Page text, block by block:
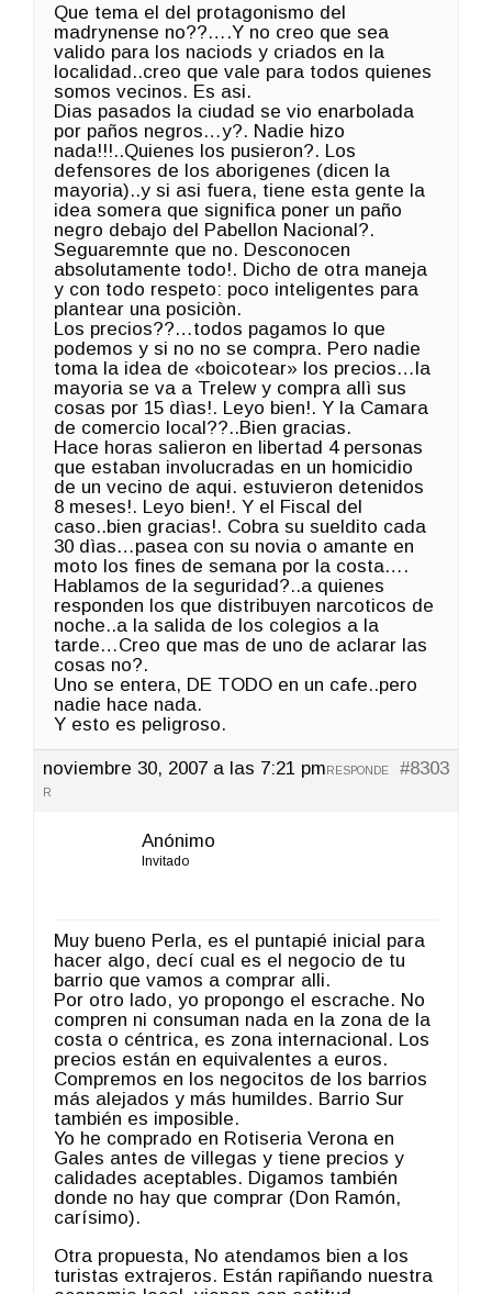
Que tema el del protagonismo del
madrynense no??….Y no creo que sea
valido para los naciods y criados en la
localidad..creo que vale para todos quienes
somos vecinos. Es asi.
Dias pasados la ciudad se vio enarbolada
por paños negros…y?. Nadie hizo
nada!!!..Quienes los pusieron?. Los
defensores de los aborigenes (dicen la
mayoria)..y si asi fuera, tiene esta gente la
idea somera que significa poner un paño
negro debajo del Pabellon Nacional?.
Seguaremnte que no. Desconocen
absolutamente todo!. Dicho de otra maneja
y con todo respeto: poco inteligentes para
plantear una posiciòn.
Los precios??…todos pagamos lo que
podemos y si no no se compra. Pero nadie
toma la idea de «boicotear» los precios…la
mayoria se va a Trelew y compra allì sus
cosas por 15 dìas!. Leyo bien!. Y la Camara
de comercio local??..Bien gracias.
Hace horas salieron en libertad 4 personas
que estaban involucradas en un homicidio
de un vecino de aqui. estuvieron detenidos
8 meses!. Leyo bien!. Y el Fiscal del
caso..bien gracias!. Cobra su sueldito cada
30 dìas…pasea con su novia o amante en
moto los fines de semana por la costa….
Hablamos de la seguridad?..a quienes
responden los que distribuyen narcoticos de
noche..a la salida de los colegios a la
tarde…Creo que mas de uno de aclarar las
cosas no?.
Uno se entera, DE TODO en un cafe..pero
nadie hace nada.
Y esto es peligroso.
noviembre 30, 2007 a las 7:21 pm #8303
RESPONDE
R
Anónimo
Invitado
Muy bueno Perla, es el puntapié inicial para
hacer algo, decí cual es el negocio de tu
barrio que vamos a comprar alli.
Por otro lado, yo propongo el escrache. No
compren ni consuman nada en la zona de la
costa o céntrica, es zona internacional. Los
precios están en equivalentes a euros.
Compremos en los negocitos de los barrios
más alejados y más humildes. Barrio Sur
también es imposible.
Yo he comprado en Rotiseria Verona en
Gales antes de villegas y tiene precios y
calidades aceptables. Digamos también
donde no hay que comprar (Don Ramón,
carísimo).
Otra propuesta, No atendamos bien a los
turistas extrajeros. Están rapiñando nuestra